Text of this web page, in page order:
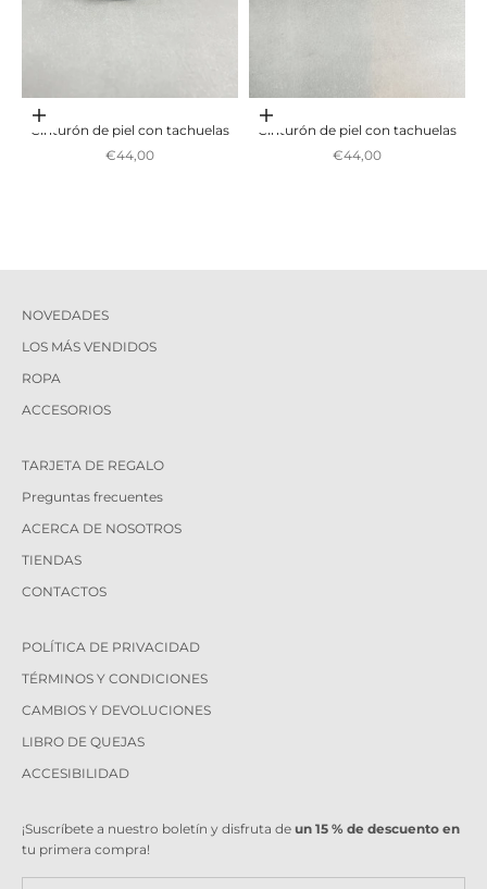
Adicionar ao carrinho
Cinturón de piel con tachuelas
Preço promocional
€44,00
Adicionar ao carrinho
Cinturón de piel con tachuelas
Preço promocional
€44,00
NOVEDADES
LOS MÁS VENDIDOS
ROPA
ACCESORIOS
TARJETA DE REGALO
Preguntas frecuentes
ACERCA DE NOSOTROS
TIENDAS
CONTACTOS
POLÍTICA DE PRIVACIDAD
TÉRMINOS Y CONDICIONES
CAMBIOS Y DEVOLUCIONES
LIBRO DE QUEJAS
ACCESIBILIDAD
¡Suscríbete a nuestro boletín y disfruta de un 15 % de descuento en
tu primera compra!